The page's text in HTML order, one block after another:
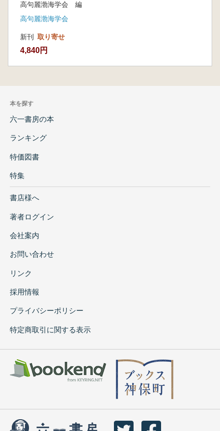
高句麗渤海学会 編
高句麗渤海学会
新刊 取り寄せ
4,840円
本を探す
六一書房の本
ランキング
特価図書
特集
書店様へ
著者ログイン
会社案内
お問い合わせ
リンク
採用情報
プライバシーポリシー
特定商取引に関する表示